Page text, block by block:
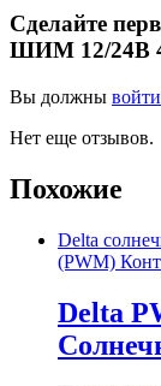
Сделайте
ШИМ 12/24В
Вы должны войти
Нет еще отзывов.
Похожие
Delta
(PWM)
Delta